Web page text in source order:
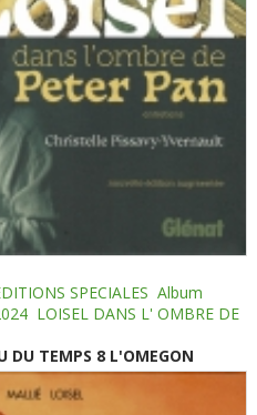
SPECIALES Album
LOISEL DANS L' OMBRE DE
DU TEMPS 8 L'OMEGON